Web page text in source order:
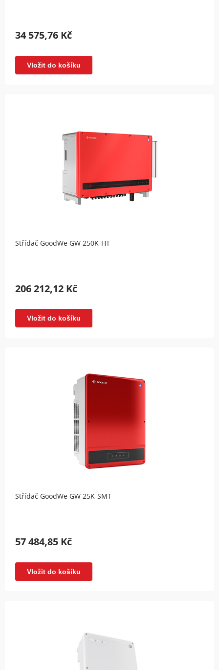
34 575,76 Kč
Vložit do košíku
Střídač GoodWe GW 250K-HT
206 212,12 Kč
Vložit do košíku
Střídač GoodWe GW 25K-SMT
57 484,85 Kč
Vložit do košíku